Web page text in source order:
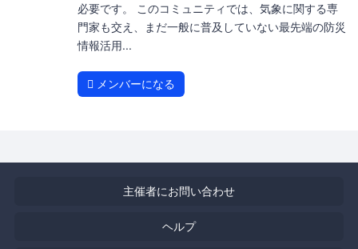
必要です。 このコミュニティでは、気象に関する専
門家も交え、まだ一般に普及していない最先端の防災
情報活用...
メンバーになる
主催者にお問い合わせ
ヘルプ